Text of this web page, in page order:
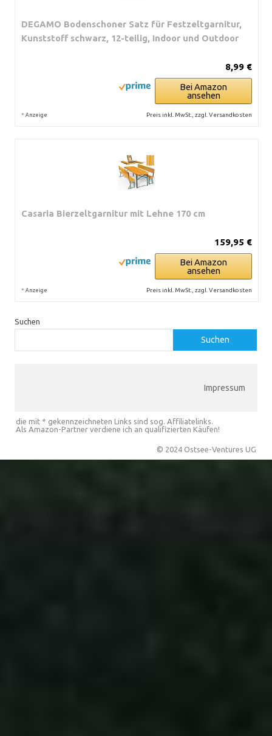
DEGAMO Bodenschoner Satz für Festzeltgarnitur,
Kunststoff schwarz, 12-teilig, Indoor und Outdoor
8,99 €
Bei Amazon
ansehen
* Anzeige Preis inkl. MwSt., zzgl. Versandkosten
Casaria Bierzeltgarnitur mit Lehne 170 cm
159,95 €
Bei Amazon
ansehen
* Anzeige Preis inkl. MwSt., zzgl. Versandkosten
Suchen
Suchen
Impressum
die mit * gekennzeichneten Links sind sog. Affiliatelinks.
Als Amazon-Partner verdiene ich an qualifizierten Käufen!
© 2024 Ostsee-Ventures UG